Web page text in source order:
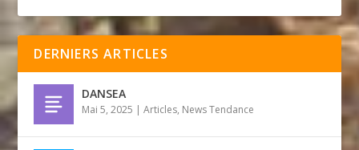
DERNIERS ARTICLES
DANSEA
Mai 5, 2025 |Articles, News Tendance